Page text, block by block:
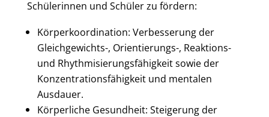
Schülerinnen und Schüler zu fördern:
Körperkoordination: Verbesserung der
Gleichgewichts-, Orientierungs-, Reaktions-
und Rhythmisierungsfähigkeit sowie der
Konzentrationsfähigkeit und mentalen
Ausdauer.
Körperliche Gesundheit: Steigerung der